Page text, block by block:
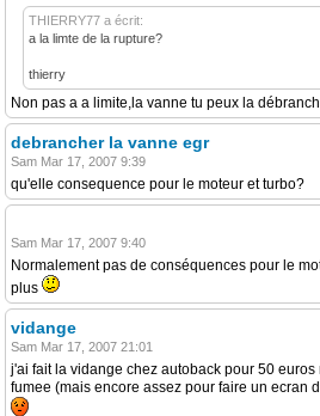
THIERRY77 a écrit:
a la limte de la rupture?
thierry
Non pas a a limite,la vanne tu peux la
debrancher la vanne egr
Sam Mar 17, 2007 9:39
qu'elle consequence pour le moteur et turbo?
Sam Mar 17, 2007 9:40
Normalement pas de conséquences pour le
plus
vidange
Sam Mar 17, 2007 21:01
j'ai fait la vidange chez autoback pour 50
fumee (mais encore assez pour faire un ecran